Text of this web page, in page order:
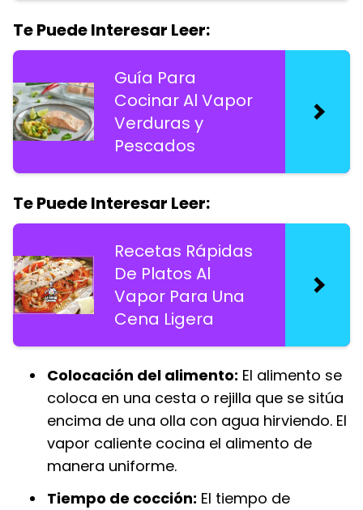
Te Puede Interesar Leer:
Guía Para
Cocinar Al Vapor
Verduras y
Pescados
Te Puede Interesar Leer:
Recetas Rápidas
De Platos Al
Vapor Para Una
Cena Ligera
Colocación del alimento: El alimento se
coloca en una cesta o rejilla que se sitúa
encima de una olla con agua hirviendo. El
vapor caliente cocina el alimento de
manera uniforme.
Tiempo de cocción: El tiempo de